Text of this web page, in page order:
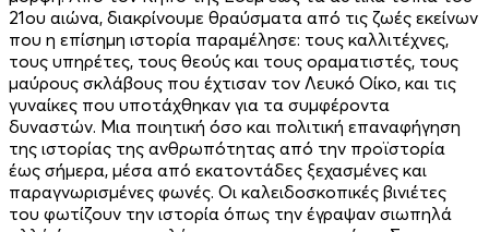
21ου αιώνα, διακρίνουμε θραύσματα από τις ζωές εκείνων
που η επίσημη ιστορία παραμέλησε: τους καλλιτέχνες,
τους υπηρέτες, τους θεούς και τους οραματιστές, τους
μαύρους σκλάβους που έχτισαν τον Λευκό Οίκο, και τις
γυναίκες που υποτάχθηκαν για τα συμφέροντα
δυναστών. Μια ποιητική όσο και πολιτική επαναφήγηση
της ιστορίας της ανθρωπότητας από την προϊστορία
έως σήμερα, μέσα από εκατοντάδες ξεχασμένες και
παραγνωρισμένες φωνές. Οι καλειδοσκοπικές βινιέτες
του φωτίζουν την ιστορία όπως την έγραψαν σιωπηλά